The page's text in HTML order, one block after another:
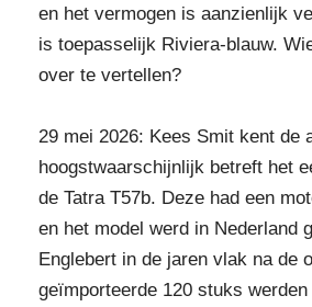
en het vermogen is aanzienlijk
is toepasselijk Riviera-blauw.
over te vertellen?
29 mei 2026: Kees Smit kent de
hoogstwaarschijnlijk betreft het
de Tatra T57b. Deze had een
en het model werd in Nederland
Englebert in de jaren vlak na de
geïmporteerde 120 stuks